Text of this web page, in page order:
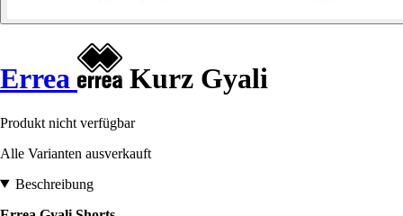
Errea Kurz Gyali
Produkt nicht verfügbar
Alle Varianten ausverkauft
Beschreibung